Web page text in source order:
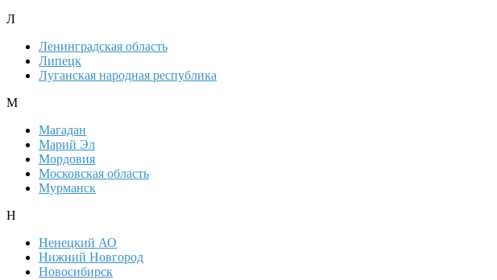
Л
Ленинградская область
Липецк
Луганская народная республика
М
Магадан
Марий Эл
Мордовия
Московская область
Мурманск
Н
Ненецкий АО
Нижний Новгород
Новосибирск